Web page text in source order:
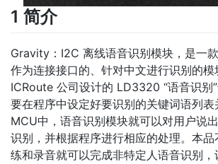
1 简介
Gravity：I2C 离线语音识别模块，是一
作为连接接口的、针对中文进行识别的
ICRoute 公司设计的 LD3320 “语音识别
要在程序中设定好要识别的关键词语列
MCU中，语音识别模块就可以对用户说
识别，并根据程序进行相应的处理。本品
练和录音就可以完成非特定人语音识别